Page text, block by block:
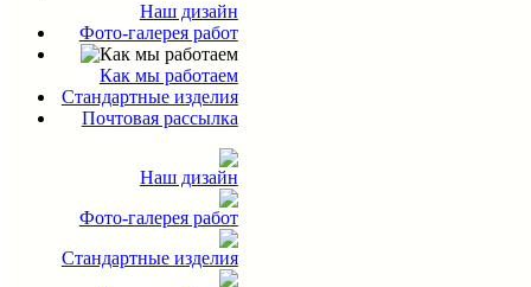
Наш дизайн
Фото-галерея работ
Как мы работаем
Стандартные изделия
Почтовая рассылка
Наш дизайн
Фото-галерея работ
Стандартные изделия